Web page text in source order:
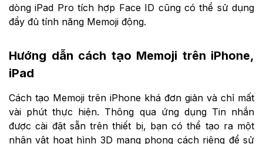
dòng iPad Pro tích hợp Face ID cũng có thể sử dụng
đầy đủ tính năng Memoji động.
Hướng dẫn cách tạo Memoji trên iPhone,
iPad
Cách tạo Memoji trên iPhone khá đơn giản và chỉ mất
vài phút thực hiện. Thông qua ứng dụng Tin nhắn
được cài đặt sẵn trên thiết bị, bạn có thể tạo ra một
nhân vật hoạt hình 3D mang phong cách riêng để sử